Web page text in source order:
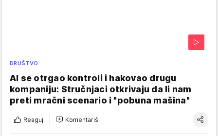
DRUŠTVO
AI se otrgao kontroli i hakovao drugu
kompaniju: Stručnjaci otkrivaju da li nam
preti mračni scenario i "pobuna mašina"
Reaguj Komentariši